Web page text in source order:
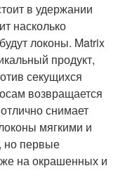
в удержании
насколько
локоны. Matrix
продукт,
секущихся
возвращается
снимает
мягкими и
но первые
на окрашенных и